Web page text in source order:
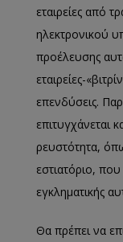
εταιρείες από
ηλεκτρονικού
προέλευσης
εταιρείες-
επενδύσεις.
επιτυγχάνεται
ρευστότητα,
εστιατόριο,
εγκληματικής
Θα πρέπει να